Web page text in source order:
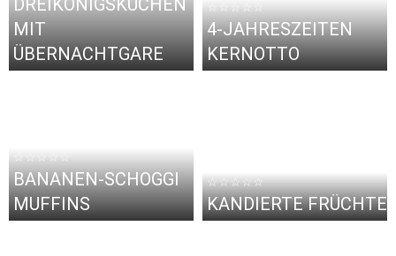
DREIKÖNIGSKUCHEN
MIT
ÜBERNACHTGARE
☆☆☆☆☆
4-JAHRESZEITEN
KERNOTTO
☆☆☆☆☆
BANANEN-SCHOGGI
MUFFINS
☆☆☆☆☆
KANDIERTE FRÜCHTE